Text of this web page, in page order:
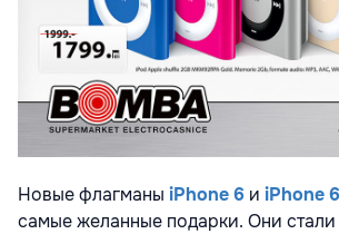
Новые флагманы iPhone 6 и iPhone
самые желанные подарки. Они